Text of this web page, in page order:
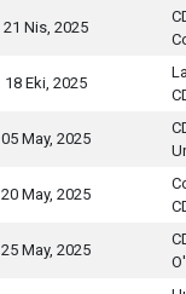
21 Nis, 2025
18 Eki, 2025
05 May, 2025
20 May, 2025
25 May, 2025